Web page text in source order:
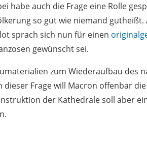
habe auch die Frage eine Rolle
so gut wie niemand
sprach sich nun für einen
gewünscht sei.
zum Wiederaufbau des
Frage will Macron offenbar
der Kathedrale soll aber